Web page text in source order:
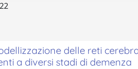
delle reti
a diversi stadi di demenza